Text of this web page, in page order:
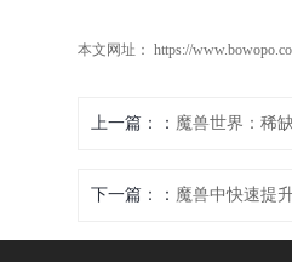
本文网址： https://
上一篇：
下一篇：